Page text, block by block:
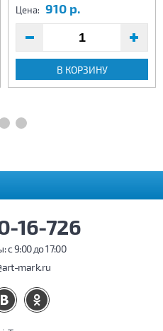
Цена: 910 р.
В КОРЗИНУ
16-726
c 9:00 до 17:00
mark.ru